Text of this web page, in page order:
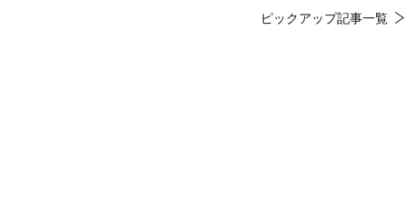
ピックアップ記事一覧